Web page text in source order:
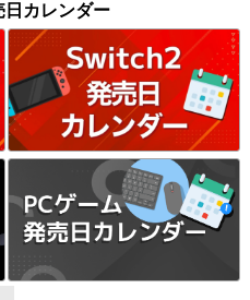
日カレンダー